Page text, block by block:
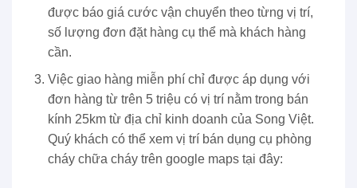
được báo giá cước vận chuyển theo từng vị trí,
số lượng đơn đặt hàng cụ thể mà khách hàng
cần.
Việc giao hàng miễn phí chỉ được áp dụng với
đơn hàng từ trên 5 triệu có vị trí nằm trong bán
kính 25km từ địa chỉ kinh doanh của Song Việt.
Quý khách có thể xem vị trí bán dụng cụ phòng
cháy chữa cháy trên google maps tại đây: